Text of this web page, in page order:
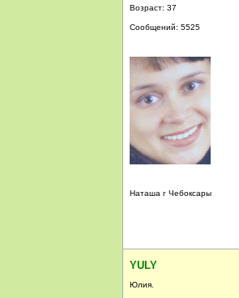
Возраст: 37
Сообщений: 5525
Наташа г Чебоксары
YULY
Юлия.